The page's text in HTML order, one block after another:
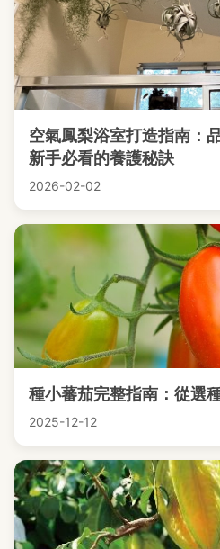
空氣鳳梨浴室打造指南：
新手必看的養護秘訣
2026-02-02
種小蕃茄完整指南：從選
2025-12-12